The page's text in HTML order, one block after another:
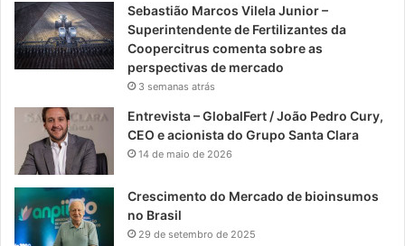
Sebastião Marcos Vilela Junior –
Superintendente de Fertilizantes da
Coopercitrus comenta sobre as
perspectivas de mercado
3 semanas atrás
Entrevista – GlobalFert / João Pedro Cury,
CEO e acionista do Grupo Santa Clara
14 de maio de 2026
Crescimento do Mercado de bioinsumos
no Brasil
29 de setembro de 2025